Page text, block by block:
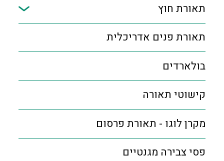
תאורת חוץ
תאורת פנים אדריכלית
בולארדים
קישוטי תאורה
מקרן לוגו - תאורת פרסום
פסי צבירה מגנטיים